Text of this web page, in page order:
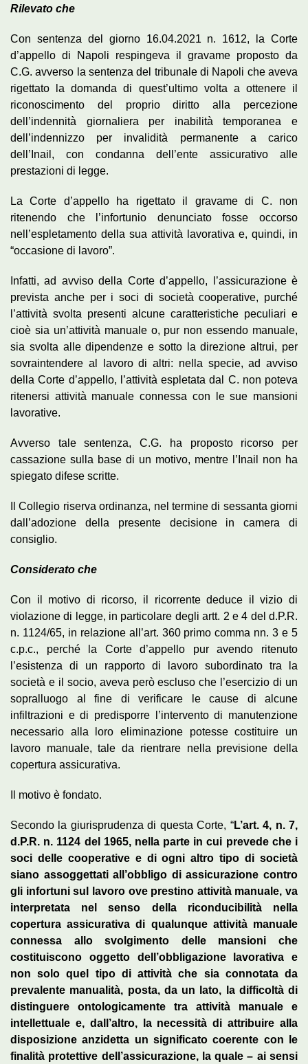
Rilevato che
Con sentenza del giorno 16.04.2021 n. 1612, la Corte
d’appello di Napoli respingeva il gravame proposto da
C.G. avverso la sentenza del tribunale di Napoli che aveva
rigettato la domanda di quest’ultimo volta a ottenere il
riconoscimento del proprio diritto alla percezione
dell’indennità giornaliera per inabilità temporanea e
dell’indennizzo per invalidità permanente a carico
dell’Inail, con condanna dell’ente assicurativo alle
prestazioni di legge.
La Corte d’appello ha rigettato il gravame di C. non
ritenendo che l’infortunio denunciato fosse occorso
nell’espletamento della sua attività lavorativa e, quindi, in
“occasione di lavoro”.
Infatti, ad avviso della Corte d’appello, l’assicurazione è
prevista anche per i soci di società cooperative, purché
l’attività svolta presenti alcune caratteristiche peculiari e
cioè sia un’attività manuale o, pur non essendo manuale,
sia svolta alle dipendenze e sotto la direzione altrui, per
sovraintendere al lavoro di altri: nella specie, ad avviso
della Corte d’appello, l’attività espletata dal C. non poteva
ritenersi attività manuale connessa con le sue mansioni
lavorative.
Avverso tale sentenza, C.G. ha proposto ricorso per
cassazione sulla base di un motivo, mentre l’Inail non ha
spiegato difese scritte.
Il Collegio riserva ordinanza, nel termine di sessanta giorni
dall’adozione della presente decisione in camera di
consiglio.
Considerato che
Con il motivo di ricorso, il ricorrente deduce il vizio di
violazione di legge, in particolare degli artt. 2 e 4 del d.P.R.
n. 1124/65, in relazione all’art. 360 primo comma nn. 3 e 5
c.p.c., perché la Corte d’appello pur avendo ritenuto
l’esistenza di un rapporto di lavoro subordinato tra la
società e il socio, aveva però escluso che l’esercizio di un
sopralluogo al fine di verificare le cause di alcune
infiltrazioni e di predisporre l’intervento di manutenzione
necessario alla loro eliminazione potesse costituire un
lavoro manuale, tale da rientrare nella previsione della
copertura assicurativa.
Il motivo è fondato.
Secondo la giurisprudenza di questa Corte, “L’art. 4, n. 7,
d.P.R. n. 1124 del 1965, nella parte in cui prevede che i
soci delle cooperative e di ogni altro tipo di società
siano assoggettati all’obbligo di assicurazione contro
gli infortuni sul lavoro ove prestino attività manuale, va
interpretata nel senso della riconducibilità nella
copertura assicurativa di qualunque attività manuale
connessa allo svolgimento delle mansioni che
costituiscono oggetto dell’obbligazione lavorativa e
non solo quel tipo di attività che sia connotata da
prevalente manualità, posta, da un lato, la difficoltà di
distinguere ontologicamente tra attività manuale e
intellettuale e, dall’altro, la necessità di attribuire alla
disposizione anzidetta un significato coerente con le
finalità protettive dell’assicurazione, la quale – ai sensi